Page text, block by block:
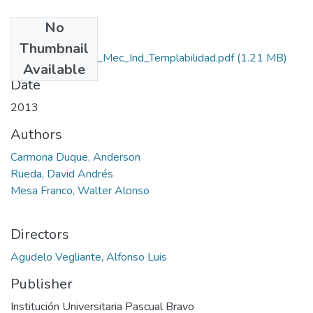
No
Thumbnail
Available
Rep_IUPB_Tec_Mec_Ind_Templabilidad.pdf(1.21 MB)
Date
2013
Authors
Carmona Duque, Anderson
Rueda, David Andrés
Mesa Franco, Walter Alonso
Directors
Agudelo Vegliante, Alfonso Luis
Publisher
Institución Universitaria Pascual Bravo